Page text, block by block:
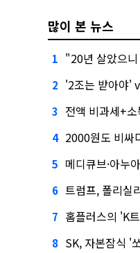
많이 본 뉴스
1 "20년 살았으
2 '2조는 받아야' vs '
3 전액 비과세+
4 2000원도 비싸다…올
5 메디큐브·아누아
6 트럼프, 폴리실리콘
7 홈플러스의 'K트레
8 SK, 자본잠식 '